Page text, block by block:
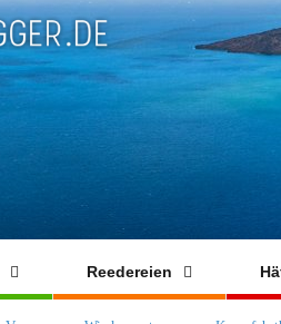
Reedereien